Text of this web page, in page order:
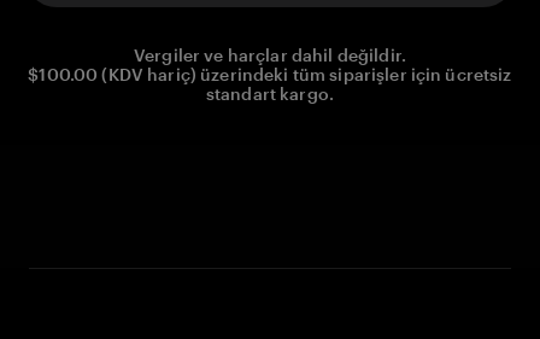
Vergiler ve harçlar dahil değildir.
$100.00 (KDV hariç) üzerindeki tüm siparişler için ücretsiz
standart kargo.